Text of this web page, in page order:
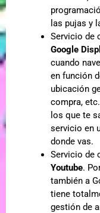
las pujas y
Servicio de
Google
cuando
en función
ubicación
compra,
los que te
servicio en
donde vas.
Servicio de
Youtube.
también a
tiene
gestión de